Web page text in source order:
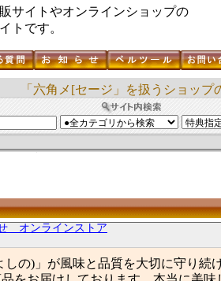
サイトやオンラインショップの
トです。
「六角メ[セージ」を扱うショップ
オンラインストア
しの)」が風味と品質を大切に守り続